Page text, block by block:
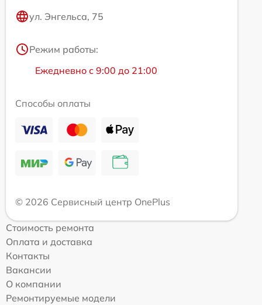
ул. Энгельса, 75
Режим работы:
Ежедневно с 9:00 до 21:00
Способы оплаты
© 2026 Сервисный центр OnePlus
Стоимость ремонта
Оплата и доставка
Контакты
Вакансии
О компании
Ремонтируемые модели